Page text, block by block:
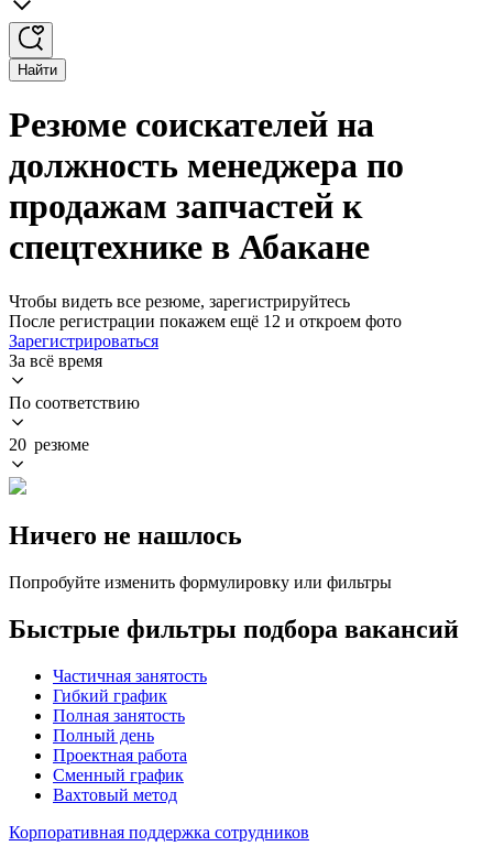
Найти
Резюме соискателей на
должность менеджера по
продажам запчастей к
спецтехнике в Абакане
Чтобы видеть все резюме, зарегистрируйтесь
После регистрации покажем ещё 12 и откроем фото
Зарегистрироваться
За всё время
По соответствию
20 резюме
Ничего не нашлось
Попробуйте изменить формулировку или фильтры
Быстрые фильтры подбора вакансий
Частичная занятость
Гибкий график
Полная занятость
Полный день
Проектная работа
Сменный график
Вахтовый метод
Корпоративная поддержка сотрудников